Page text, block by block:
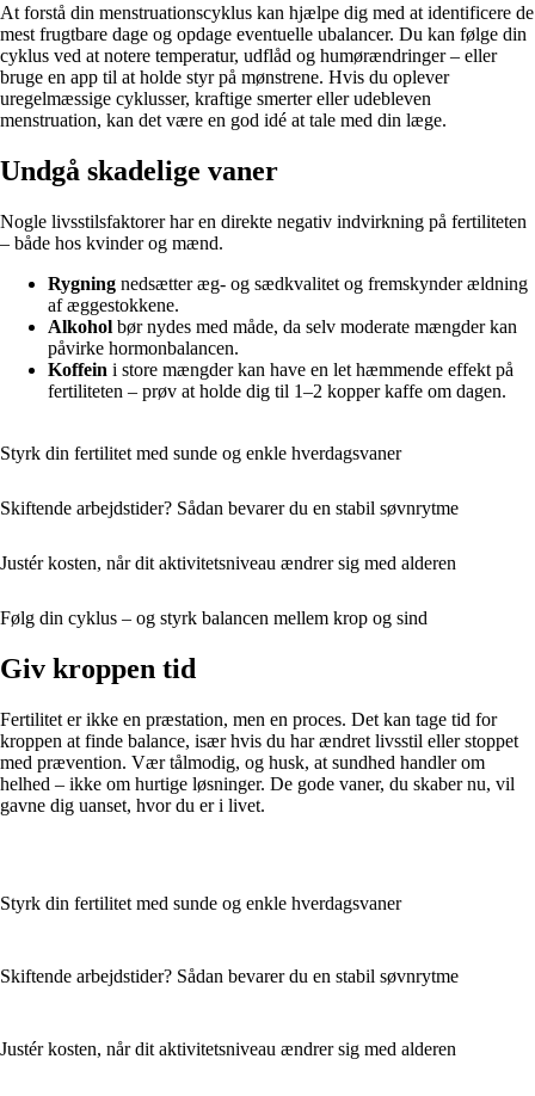
At forstå din menstruationscyklus kan hjælpe dig med at identificere de
mest frugtbare dage og opdage eventuelle ubalancer. Du kan følge din
cyklus ved at notere temperatur, udflåd og humørændringer – eller
bruge en app til at holde styr på mønstrene. Hvis du oplever
uregelmæssige cyklusser, kraftige smerter eller udebleven
menstruation, kan det være en god idé at tale med din læge.
Undgå skadelige vaner
Nogle livsstilsfaktorer har en direkte negativ indvirkning på fertiliteten
– både hos kvinder og mænd.
Rygning nedsætter æg- og sædkvalitet og fremskynder ældning
af æggestokkene.
Alkohol bør nydes med måde, da selv moderate mængder kan
påvirke hormonbalancen.
Koffein i store mængder kan have en let hæmmende effekt på
fertiliteten – prøv at holde dig til 1–2 kopper kaffe om dagen.
Styrk din fertilitet med sunde og enkle hverdagsvaner
Skiftende arbejdstider? Sådan bevarer du en stabil søvnrytme
Justér kosten, når dit aktivitetsniveau ændrer sig med alderen
Følg din cyklus – og styrk balancen mellem krop og sind
Giv kroppen tid
Fertilitet er ikke en præstation, men en proces. Det kan tage tid for
kroppen at finde balance, især hvis du har ændret livsstil eller stoppet
med prævention. Vær tålmodig, og husk, at sundhed handler om
helhed – ikke om hurtige løsninger. De gode vaner, du skaber nu, vil
gavne dig uanset, hvor du er i livet.
Styrk din fertilitet med sunde og enkle hverdagsvaner
Skiftende arbejdstider? Sådan bevarer du en stabil søvnrytme
Justér kosten, når dit aktivitetsniveau ændrer sig med alderen